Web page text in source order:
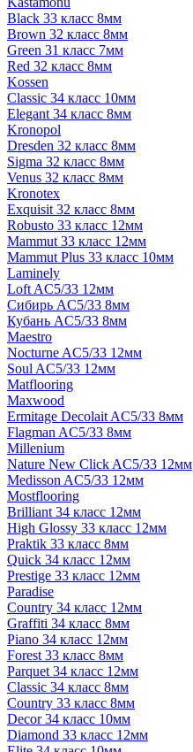
Black 33 класс 8мм
Brown 32 класс 8мм
Green 31 класс 7мм
Red 32 класс 8мм
Kossen
Classic 34 класс 10мм
Elegant 34 класс 8мм
Kronopol
Dresden 32 класс 8мм
Sigma 32 класс 8мм
Venus 32 класс 8мм
Kronotex
Exquisit 32 класс 8мм
Robusto 33 класс 12мм
Mammut 33 класс 12мм
Mammut Plus 33 класс 10мм
Laminely
Loft AC5/33 12мм
Сибирь AC5/33 8мм
Кубань AC5/33 8мм
Maestro
Nocturne AC5/33 12мм
Soul AC5/33 12мм
Matflooring
Maxwood
Ermitage Decolait AC5/33 8мм
Flagman AC5/33 8мм
Millenium
Nature New Click AC5/33 12мм
Medisson AC5/33 12мм
Mostflooring
Brilliant 34 класс 12мм
High Glossy 33 класс 12мм
Praktik 33 класс 8мм
Quick 34 класс 12мм
Prestige 33 класс 12мм
Paradise
Country 34 класс 12мм
Graffiti 34 класс 8мм
Piano 34 класс 12мм
Forest 33 класс 8мм
Parquet 34 класс 12мм
Classic 34 класс 8мм
Country 33 класс 8мм
Decor 34 класс 10мм
Diamond 33 класс 12мм